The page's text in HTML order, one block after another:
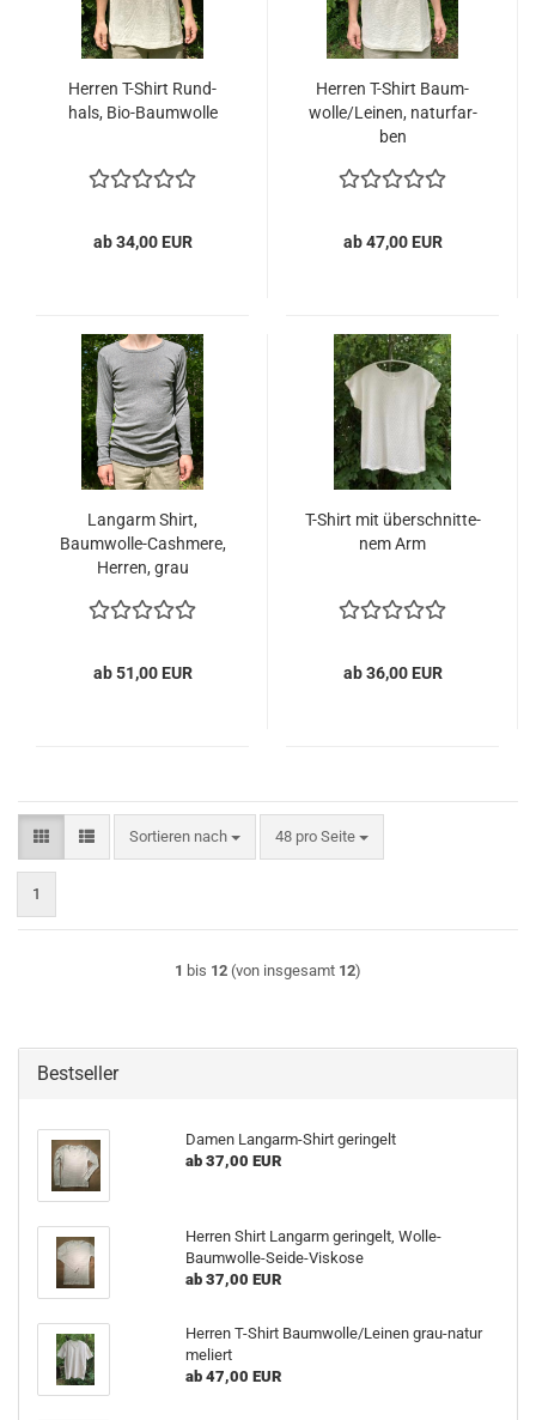
Her­ren T-​Shirt Rund­
hals, Bio-​Baum­wol­le
ab 34,00 EUR
Her­ren T-​Shirt Baum­
wol­le/Lei­nen, na­tur­far­
ben
ab 47,00 EUR
Lang­arm Shirt,
Baumwolle-​​Cash­me­re,
Her­ren, grau
ab 51,00 EUR
T-​Shirt mit über­schnit­te­
nem Arm
ab 36,00 EUR
Sortieren nach
Sortieren nach 48 pro Seite
pro Seite
1
1 bis 12 (von insgesamt 12)
Bestseller
Damen Langarm-​Shirt ge­rin­gelt
ab 37,00 EUR
Her­ren Shirt Lang­arm ge­rin­gelt, Wolle-​
Baumwolle-Seide-Viskose
ab 37,00 EUR
Her­ren T-​Shirt Baum­wol­le/Lei­nen grau-​natur
me­liert
ab 47,00 EUR